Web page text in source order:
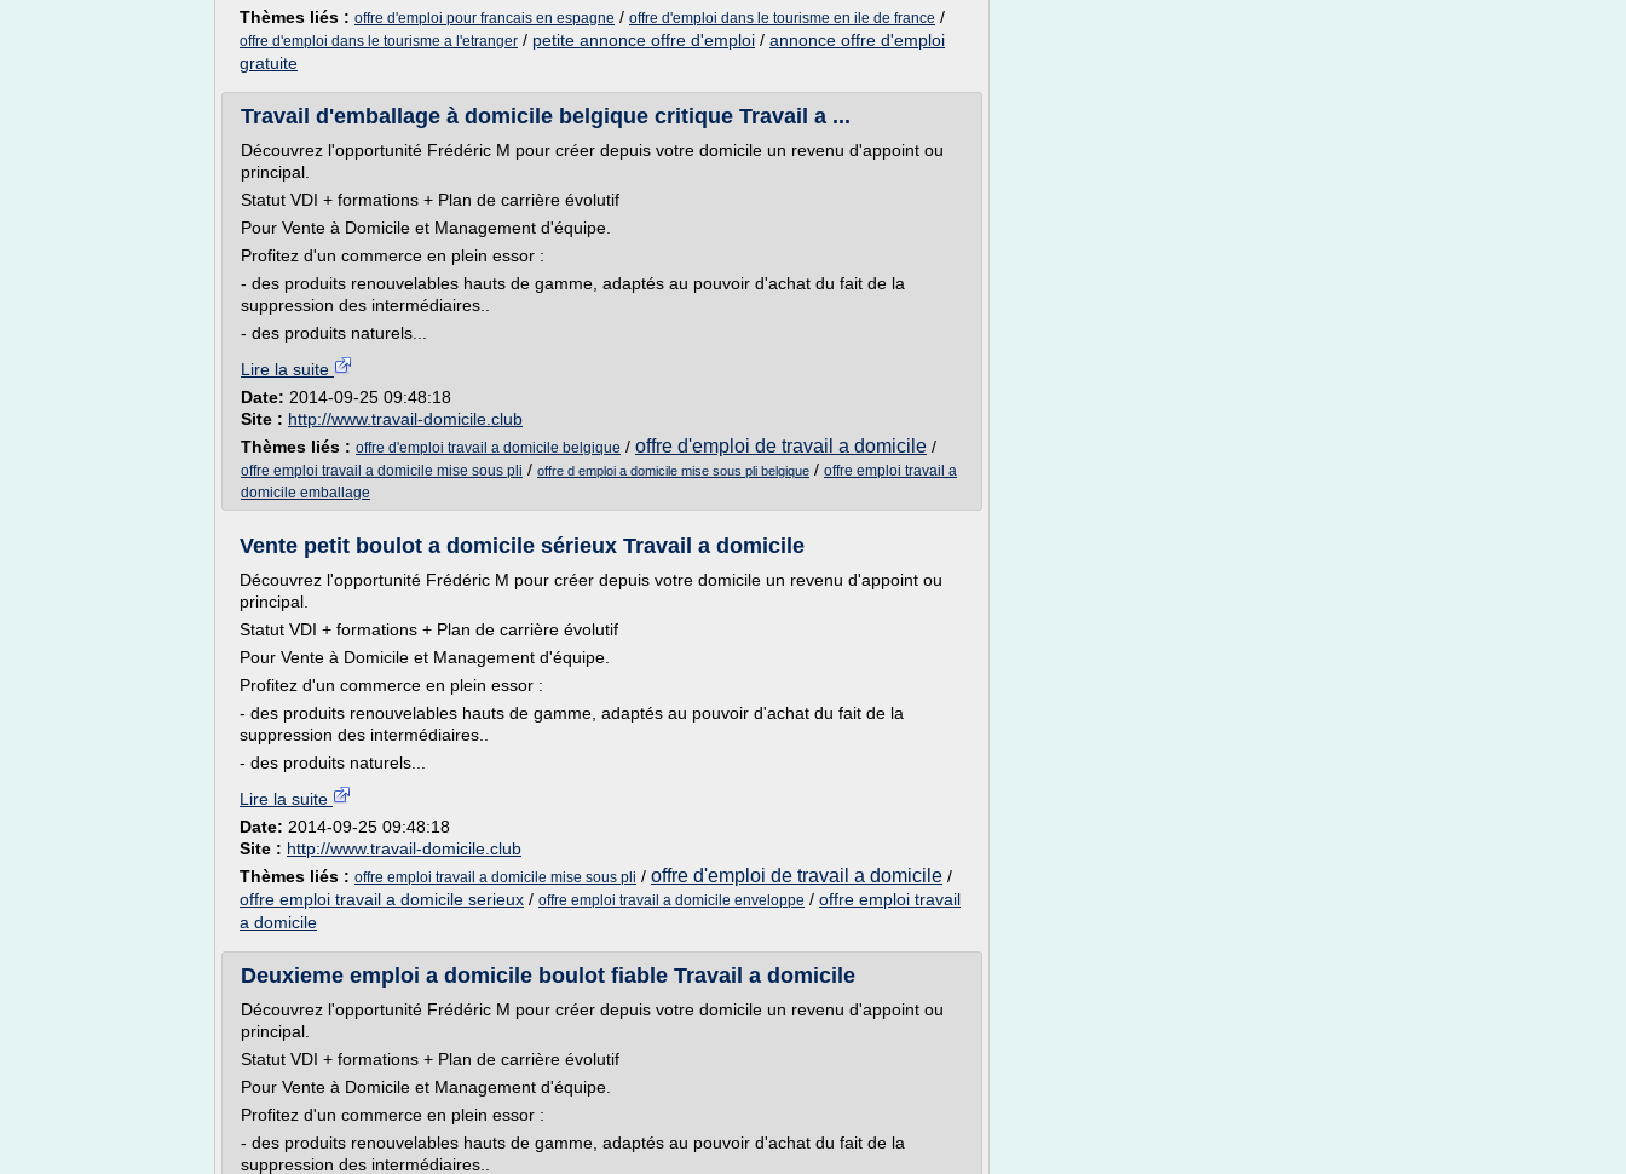
Thèmes liés : offre d'emploi pour francais en espagne / offre d'emploi dans le tourisme en ile de france /
offre d'emploi dans le tourisme a l'etranger / petite annonce offre d'emploi / annonce offre d'emploi
gratuite
Travail d'emballage à domicile belgique critique Travail a ...
Découvrez l'opportunité Frédéric M pour créer depuis votre domicile un revenu d'appoint ou
principal.
Statut VDI + formations + Plan de carrière évolutif
Pour Vente à Domicile et Management d'équipe.
Profitez d'un commerce en plein essor :
- des produits renouvelables hauts de gamme, adaptés au pouvoir d'achat du fait de la
suppression des intermédiaires..
- des produits naturels...
Lire la suite
Date: 2014-09-25 09:48:18
Site : http://www.travail-domicile.club
Thèmes liés : offre d'emploi travail a domicile belgique / offre d'emploi de travail a domicile /
offre emploi travail a domicile mise sous pli / offre d emploi a domicile mise sous pli belgique / offre emploi travail a
domicile emballage
Vente petit boulot a domicile sérieux Travail a domicile
Découvrez l'opportunité Frédéric M pour créer depuis votre domicile un revenu d'appoint ou
principal.
Statut VDI + formations + Plan de carrière évolutif
Pour Vente à Domicile et Management d'équipe.
Profitez d'un commerce en plein essor :
- des produits renouvelables hauts de gamme, adaptés au pouvoir d'achat du fait de la
suppression des intermédiaires..
- des produits naturels...
Lire la suite
Date: 2014-09-25 09:48:18
Site : http://www.travail-domicile.club
Thèmes liés : offre emploi travail a domicile mise sous pli / offre d'emploi de travail a domicile /
offre emploi travail a domicile serieux / offre emploi travail a domicile enveloppe / offre emploi travail
a domicile
Deuxieme emploi a domicile boulot fiable Travail a domicile
Découvrez l'opportunité Frédéric M pour créer depuis votre domicile un revenu d'appoint ou
principal.
Statut VDI + formations + Plan de carrière évolutif
Pour Vente à Domicile et Management d'équipe.
Profitez d'un commerce en plein essor :
- des produits renouvelables hauts de gamme, adaptés au pouvoir d'achat du fait de la
suppression des intermédiaires..